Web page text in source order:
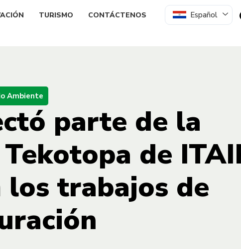
TURISMO CONTÁCTENOS Español
Ambiente
parte de la
de
los trabajos de